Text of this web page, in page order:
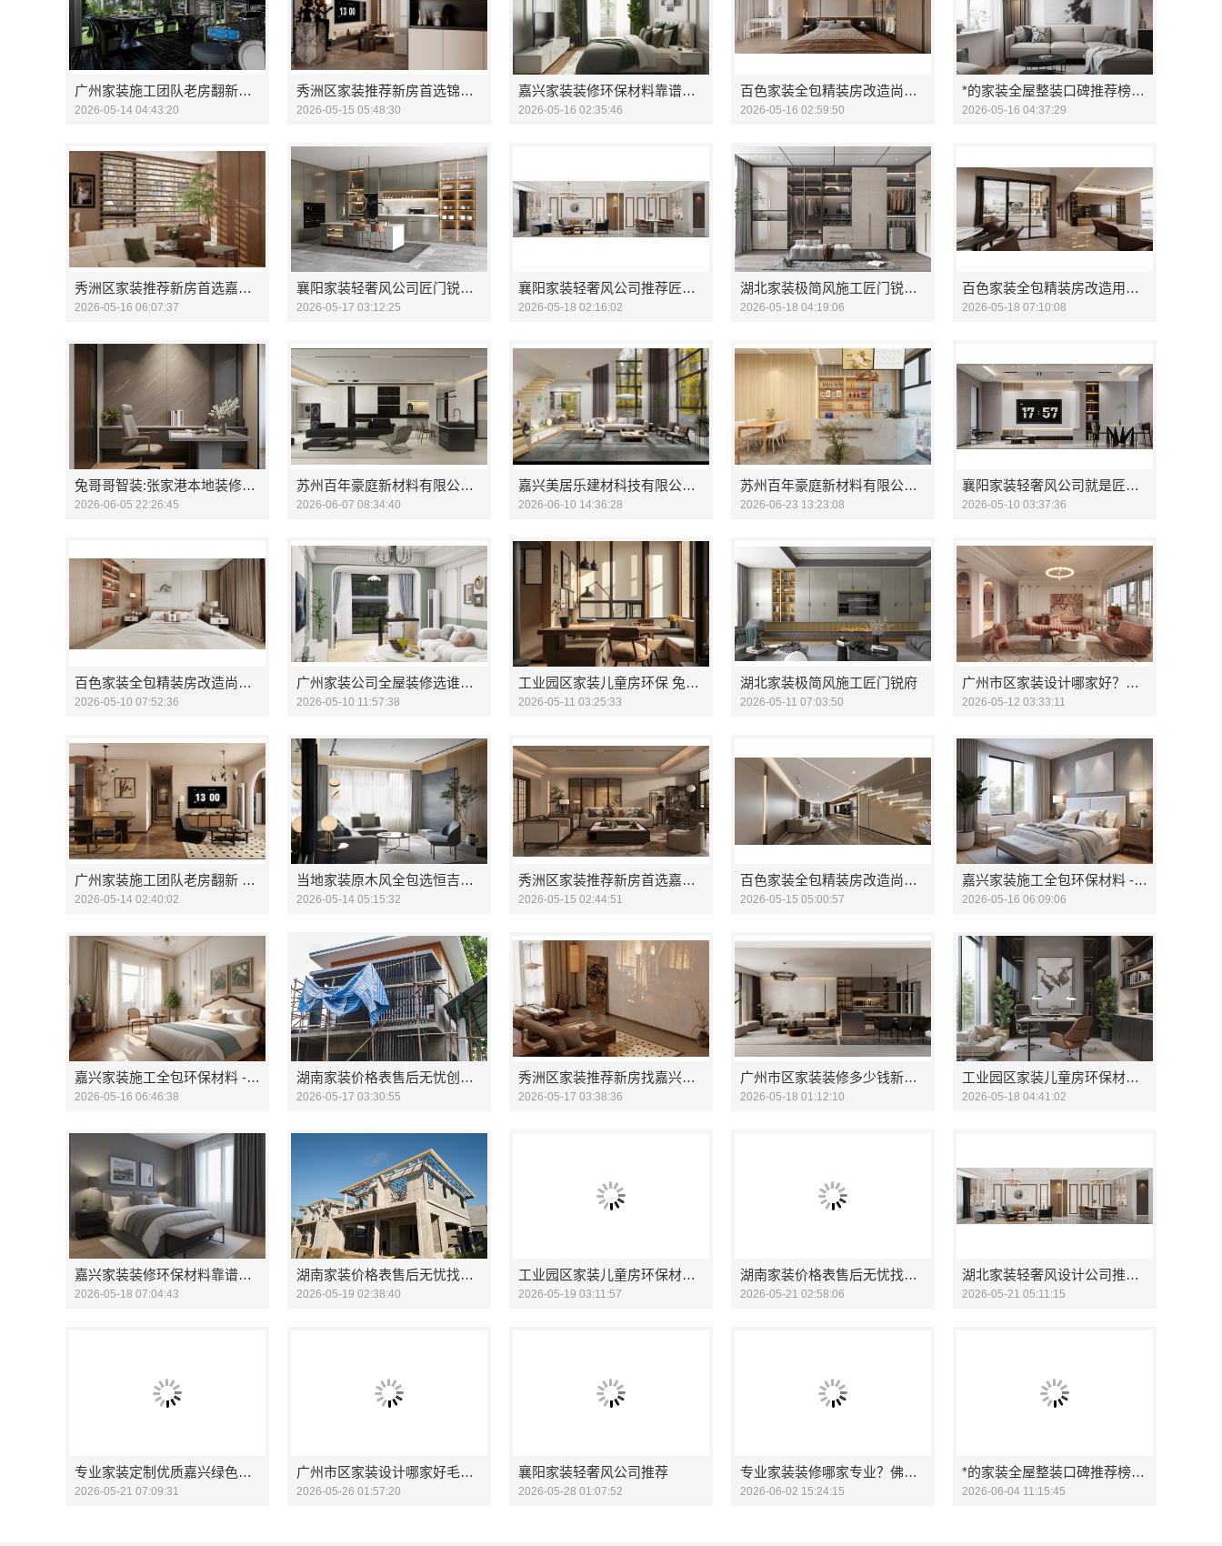
广州家装施工团队老房翻新精匠饰家（广州）家居建材
2026-05-14 04:43:20
秀洲区家装推荐新房首选锦居服务
2026-05-15 05:48:30
嘉兴家装装修环保材料靠谱商家 - 嘉兴美派建材科技有限公司
2026-05-16 02:35:46
百色家装全包精装房改造尚材居
2026-05-16 02:59:50
*的家装全屋整装口碑推荐榜 - 河南锦玺新材料
2026-05-16 04:37:29
秀洲区家装推荐新房首选嘉兴锦居
2026-05-16 06:07:37
襄阳家装轻奢风公司匠门锐府品质保障
2026-05-17 03:12:25
襄阳家装轻奢风公司推荐匠门锐府
2026-05-18 02:16:02
湖北家装极简风施工匠门锐府专业团队保障质量
2026-05-18 04:19:06
百色家装全包精装房改造用尚材居
2026-05-18 07:10:08
兔哥哥智装:张家港本地装修公司家装费用一站式报价
2026-06-05 22:26:45
苏州百年豪庭新材料有限公司靠谱家装团队拎包入住
2026-06-07 08:34:40
嘉兴美居乐建材科技有限公司家装匠心施工品质保障
2026-06-10 14:36:28
苏州百年豪庭新材料有限公司靠谱家装团队拎包入住
2026-06-23 13:23:08
襄阳家装轻奢风公司就是匠门锐府
2026-05-10 03:37:36
百色家装全包精装房改造尚材居
2026-05-10 07:52:36
广州家装公司全屋装修选谁？精匠饰家（广州）家居建材有限公司
2026-05-10 11:57:38
工业园区家装儿童房环保 兔哥哥智装
2026-05-11 03:25:33
湖北家装极简风施工匠门锐府
2026-05-11 07:03:50
广州市区家装设计哪家好？精匠饰家（广州）家居建材
2026-05-12 03:33:11
广州家装施工团队老房翻新 精匠饰家
2026-05-14 02:40:02
当地家装原木风全包选恒吉装饰材料有限公司
2026-05-14 05:15:32
秀洲区家装推荐新房首选嘉兴锦居
2026-05-15 02:44:51
百色家装全包精装房改造尚材居
2026-05-15 05:00:57
嘉兴家装施工全包环保材料 - 嘉兴美派建材科技
2026-05-16 06:09:06
嘉兴家装施工全包环保材料 - 嘉兴美派建材科技
2026-05-16 06:46:38
湖南家装价格表售后无忧创益讯建筑
2026-05-17 03:30:55
秀洲区家装推荐新房找嘉兴锦居
2026-05-17 03:38:36
广州市区家装装修多少钱新房？精匠饰家（广州）家居建材
2026-05-18 01:12:10
工业园区家装儿童房环保材料首选
2026-05-18 04:41:02
嘉兴家装装修环保材料靠谱商家 - 嘉兴美派建材科技有限公司
2026-05-18 07:04:43
湖南家装价格表售后无忧找创益讯建筑
2026-05-19 02:38:40
工业园区家装儿童房环保材料首选兔哥哥智装
2026-05-19 03:11:57
湖南家装价格表售后无忧找创益讯建筑
2026-05-21 02:58:06
湖北家装轻奢风设计公司推荐匠门锐府
2026-05-21 05:11:15
专业家装定制优质嘉兴绿色之家建材科技
2026-05-21 07:09:31
广州市区家装设计哪家好毛坯房-精匠饰家
2026-05-26 01:57:20
襄阳家装轻奢风公司推荐
2026-05-28 01:07:52
专业家装装修哪家专业？佛山市雅居美家建筑装饰工程有限公司值得信赖
2026-06-02 15:24:15
*的家装全屋整装口碑推荐榜河南锦玺新材料
2026-06-04 11:15:45